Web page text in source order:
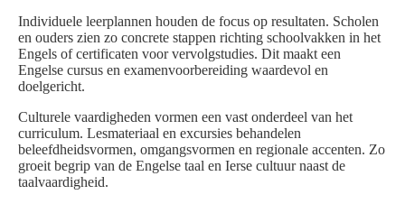
Individuele leerplannen houden de focus op resultaten. Scholen
en ouders zien zo concrete stappen richting schoolvakken in het
Engels of certificaten voor vervolgstudies. Dit maakt een
Engelse cursus en examenvoorbereiding waardevol en
doelgericht.
Culturele vaardigheden vormen een vast onderdeel van het
curriculum. Lesmateriaal en excursies behandelen
beleefdheidsvormen, omgangsvormen en regionale accenten. Zo
groeit begrip van de Engelse taal en Ierse cultuur naast de
taalvaardigheid.